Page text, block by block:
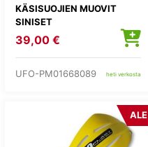
KÄSISUOJIEN MUOVIT
SINISET
39,00 €
UFO-PM01668089 heti verkosta
ALE